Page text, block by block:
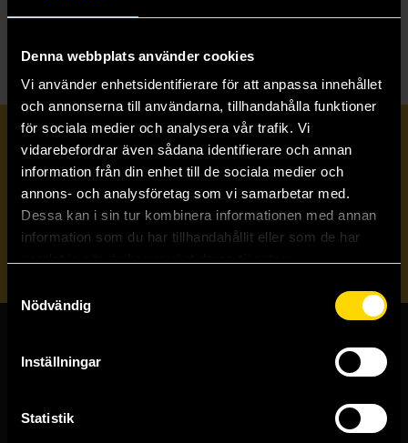
Denna webbplats använder cookies
Vi använder enhetsidentifierare för att anpassa innehållet
och annonserna till användarna, tillhandahålla funktioner
för sociala medier och analysera vår trafik. Vi
vidarebefordrar även sådana identifierare och annan
information från din enhet till de sociala medier och
annons- och analysföretag som vi samarbetar med.
Dessa kan i sin tur kombinera informationen med annan
information som du har tillhandahållit eller som de har
Nödvändig
Inställningar
Statistik
Prenumerera på vårt nyhetsbrev
Veckobrevet
Butiker & kundtjänst
Västerlånggatan 48